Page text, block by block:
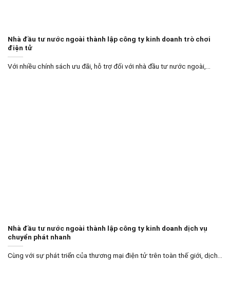
Nhà đầu tư nước ngoài thành lập công ty kinh doanh trò chơi
điện tử
Với nhiều chính sách ưu đãi, hỗ trợ đối với nhà đầu tư nước ngoài,...
Nhà đầu tư nước ngoài thành lập công ty kinh doanh dịch vụ
chuyển phát nhanh
Cùng với sự phát triển của thương mại điện tử trên toàn thế giới, dịch...